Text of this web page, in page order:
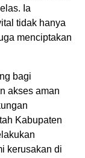
Ia
tidak hanya
menciptakan
bagi
akses aman
Kabupaten
kerusakan di